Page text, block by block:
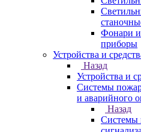
Фонари и
приборы
Устройства и
Назад
Устройства и
Системы
и аварийного
Назад
Системы